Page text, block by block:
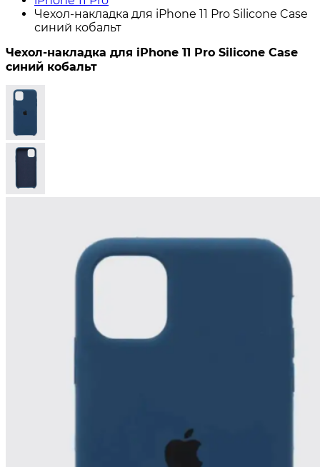
Чехол-накладка для iPhone 11 Pro Silicone Case
синий кобальт
Чехол-накладка для iPhone 11 Pro Silicone Case
синий кобальт